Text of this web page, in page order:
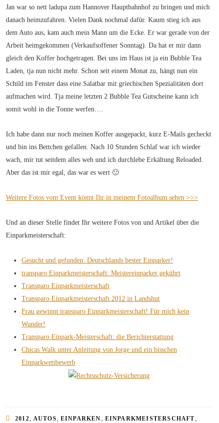
Jan war so nett ladupa zum Hannover Hauptbahnhof zu bringen und mich
danach heimzufahren. Vielen Dank nochmal dafür. Kaum stieg ich aus
dem Auto aus, kam auch mein Mann um die Ecke. Er war gerade von der
Arbeit heimgekommen (Verkaufsoffener Sonntag). Da hat er mir dann
gleich den Koffer hochgetragen. Bei uns im Haus ist ja ein Bubble Tea
Laden, tja nun nicht mehr. Schon seit einem Monat zu, hängt nun ein
Schild im Fenster dass eine Salatbar mit griechischen Spezialitäten dort
aufmachen wird. Tja meine letzten 2 Bubble Tea Gutscheine kann ich
somit wohl in die Tonne werfen….
Ich habe dann nur noch meinen Koffer ausgepackt, kurz E-Mails gecheckt
und bin ins Bettchen gefallen. Nach 10 Stunden Schlaf war ich wieder
wach, mir tut seitdem alles weh und ich durchlebe Erkältung Reloaded.
Aber das ist mir egal, das war es wert 🙂
Weitere Fotos vom Event könnt Ihr in meinem Fotoalbum sehen >>>
Und an dieser Stelle findet Ihr weitere Fotos von und Artikel über die
Einparkmeisterschaft:
Gesucht und gefunden: Deutschlands bester Einparker!
transparo Einparkmeisterschaft: Meistereinparker gekührt
Transparo Einparkmeisterschaft
Transparo Einparkmeisterschaft 2012 in Landshut
Frau gewinnt transparo Einparkmeisterschaft! Für mich kein
Wunder!
Transparo Einpark-Meisterschaft: die Berichterstattung
Chicas Walk unter Anleitung von Jorge und ein bisschen
Einparkwettbewerb
2012, AUTOS, EINPARKEN , EINPARKMEISTERSCHAFT ,